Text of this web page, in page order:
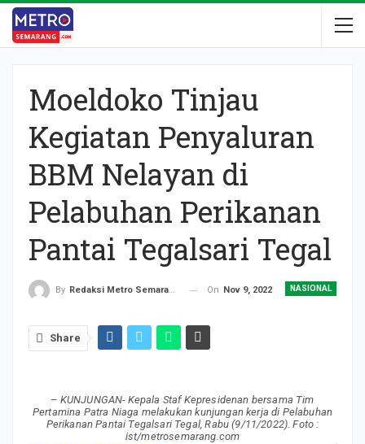
Moeldoko Tinjau
Kegiatan Penyaluran
BBM Nelayan di
Pelabuhan Perikanan
Pantai Tegalsari Tegal
NASIONAL
By Redaksi Metro Semarang On Nov 9, 2022
Share
– KUNJUNGAN- Kepala Staf Kepresidenan bersama Tim
Pertamina Patra Niaga melakukan kunjungan kerja di Pelabuhan
Perikanan Pantai Tegalsari Tegal, Rabu (9/11/2022). Foto :
ist/metrosemarang.com